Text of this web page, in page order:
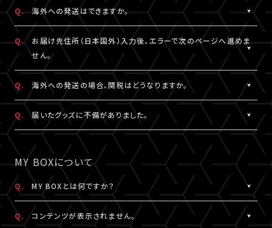
す。
※チケットグッズの発送後、「チケットグッズ発送完了のお知らせ」
メールが配信されます。
通信の関係上、メールが届かない可能性もございますので、必ず、
「マイページ」内「チケット購入情報」よりご確認ください。
A.
購入後、「マイページ」内「チケット購入情報」にて、配送状況が「出
荷準備前」の場合に変更が可能です。
※発送先が日本国外の場合、購入後の住所変更はできません。予
めご了承ください。
Q. 海外への発送はできますか。
A.
公演・券種により異なります。チケット販売ページにてご確認くださ
い。
日本国外の郵便番号をご入力する際に、正しく入力しているにも関
わらずシステムの仕様上エラーとなる場合がございます。
その場合は、末尾1桁か2桁を削除、もしくは未記入にてお手続きを
お試しください。
なお、日本国外への配送はDHLを利用しております。
DHLが配送対象としていない国・地域への配送はできかねます。
予め、ご了承ください。
Q.
お届け先住所（日本国外）入力後、エラーで次のページへ進めま
せん。
A.
日本国外の郵便番号を入力する際、システムの仕様上、正しく郵便
番号を入力しているにも関わらずエラーとなる場合がございます。
その場合は、末尾1桁か2桁を削除、もしくは未記入にてお手続きを
お試しください。
Q. 海外への発送の場合、関税はどうなりますか。
A.
関税はお客様ご自身でお支払いください。関税の計算は各国税関
の判断によります。
また、現地税関での商品配達停止に関しては、当サービスは一切
の責任を負いかねます。
DHLにおきましては現地カスタマーサービスにお問い合わせくだ
さい。
http://www.dhl.com/en/contact_center.html
Q. 届いたグッズに不備がありました。
A.
お手数ですが、詳細を記載のうえ、商品到着後14日以内に下記よ
りお問い合わせください。
グッズ配送・お届け済み商品に関して
【A!SMART お問い合わせ窓口】
https://www.asmart.jp/support
MY BOXについて
Q. MY BOXとは何ですか？
A.
ご購入の視聴チケットやグッズの条件に応じて、動画や画像などの
コンテンツが配信される機能です。
Q. コンテンツが表示されません。